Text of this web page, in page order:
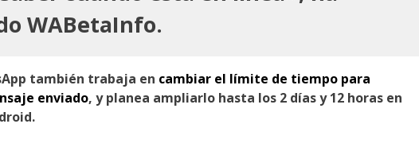
WABetaInfo.
también trabaja en cambiar el límite de tiempo para
enviado, y planea ampliarlo hasta los 2 días y 12 horas en